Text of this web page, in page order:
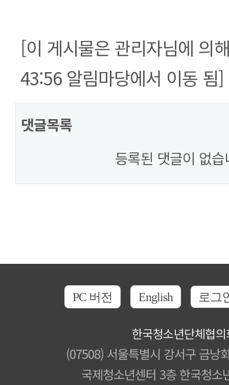
[이 게시물은 관리자님에 의
43:56 알림마당에서 이동 됨]
댓글목록
등록된 댓글이 없습
PC 버전 English 로그
한국청소년단체협
(07508) 서울특별시 강서구 금낭
국제청소년센터 3층 한국청소